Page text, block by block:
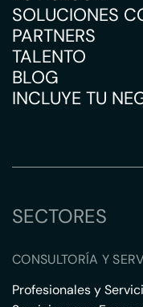
SOLUCIONES
PARTNERS
TALENTO
BLOG
INCLUYE TU
SECTORES
CONSULTORÍA Y
Profesionales y